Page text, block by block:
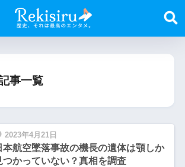
事一覧
2023年4月21日
本航空墜落事故の機長の遺体は顎しか
つかっていない？真相を調査